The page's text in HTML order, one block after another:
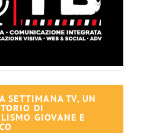
SETTIMANA TV, UN
DI
GIOVANE E